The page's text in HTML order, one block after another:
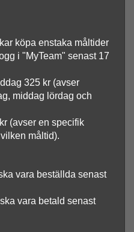
köpa enstaka måltider
i "MyTeam" senast 17
325 kr (avser
middag lördag och
(avser en specifik
måltid).
vara beställda senast
vara betald senast